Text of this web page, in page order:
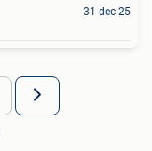
31 dec 25